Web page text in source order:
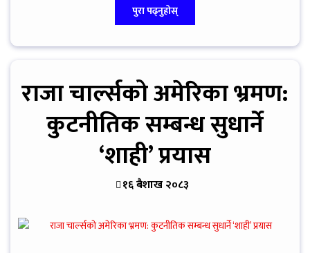
पुरा पढ्नुहोस्
राजा चार्ल्सको अमेरिका भ्रमण:
कुटनीतिक सम्बन्ध सुधार्ने
‘शाही’ प्रयास
१६ बैशाख २०८३